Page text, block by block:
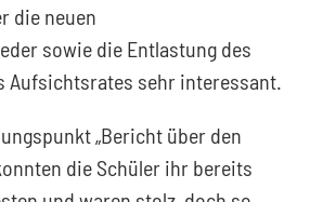
die neuen
sowie die Entlastung des
Aufsichtsrates sehr interessant.
„Bericht über den
die Schüler ihr bereits